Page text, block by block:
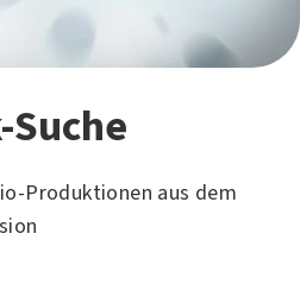
Produktionen aus dem